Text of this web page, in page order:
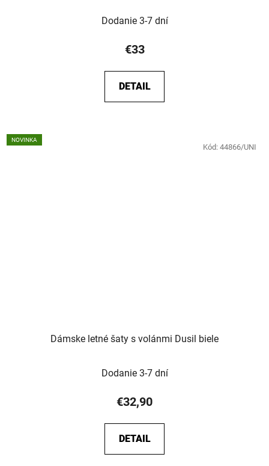
Dodanie 3-7 dní
€33
DETAIL
NOVINKA
Dámske letné šaty s volánmi Dusil biele
Dodanie 3-7 dní
€32,90
DETAIL
Kód: 44866/UNI